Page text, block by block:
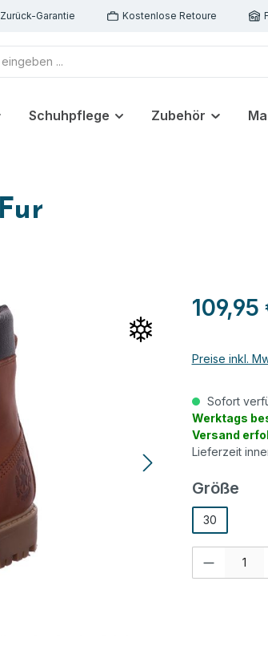
Garantie Kostenlose Retoure
Schuhpflege Zubehör
109,95
Preise inkl.
Sofort
Werktags
Versand
Lieferzeit
Größe
30